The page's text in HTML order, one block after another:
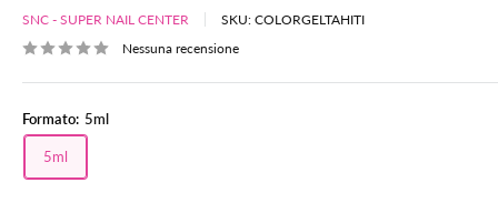
SNC - SUPER NAIL CENTER SKU: COLORGELTAHITI
Nessuna recensione
Formato: 5ml
5ml